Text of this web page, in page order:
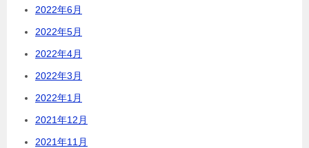
2022年6月
2022年5月
2022年4月
2022年3月
2022年1月
2021年12月
2021年11月